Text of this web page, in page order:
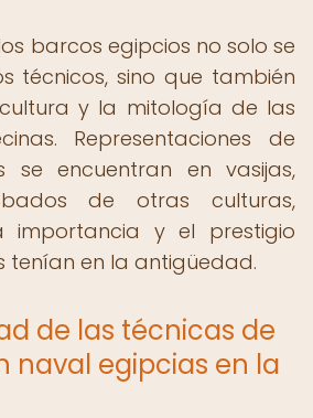
barcos egipcios no solo se
técnicos, sino que también
y la mitología de las
Representaciones de
se encuentran en vasijas,
de otras culturas,
importancia y el prestigio
tenían en la antigüedad.
de las técnicas de
naval egipcias en la